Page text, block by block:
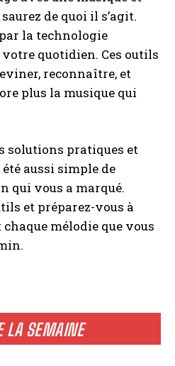
LA SEMAINE
de quoi il s’agit.
la technologie
quotidien. Ces outils
reconnaître, et
plus la musique qui
solutions pratiques et
été aussi simple de
qui vous a marqué.
et préparez-vous à
mélodie que vous